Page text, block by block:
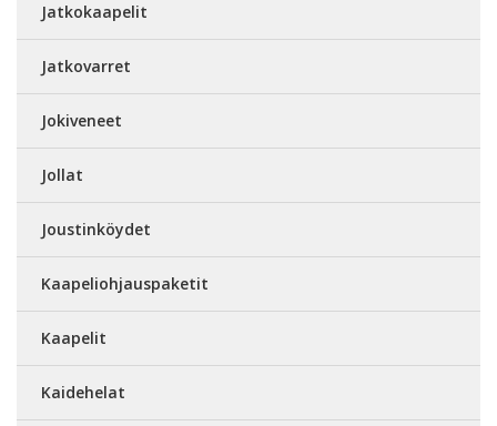
Jatkokaapelit
Jatkovarret
Jokiveneet
Jollat
Joustinköydet
Kaapeliohjauspaketit
Kaapelit
Kaidehelat